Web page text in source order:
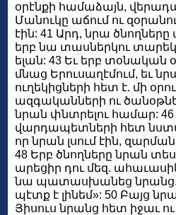
օրէնքի համաձայն,
Մանուկը աճում ու
էին: 41 Արդ, նրա
երբ նա տասներկու
ելան: 43 Եւ երբ տօնական
մնաց Երուսաղէմում, եւ
ուղեկիցների հետ է. մի
ազգականների ու
նրան փնտրելու համար:
վարդապետների հետ
որ նրան լսում էին,
48 Երբ ծնողները նրան
արեցիր դու մեզ.
նա պատասխանեց նրանց.
պէտք է լինեմ»: 50 Բայց
Յիսուս նրանց հետ իջաւ